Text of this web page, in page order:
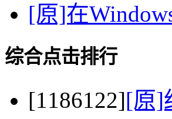
[原]在
综合点击排行
[1186122][原]